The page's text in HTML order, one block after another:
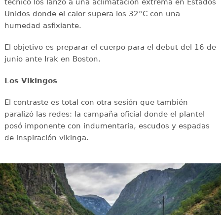
técnico los lanzó a una aclimatación extrema en Estados
Unidos donde el calor supera los 32°C con una
humedad asfixiante.
El objetivo es preparar el cuerpo para el debut del 16 de
junio ante Irak en Boston.
Los Vikingos
El contraste es total con otra sesión que también
paralizó las redes: la campaña oficial donde el plantel
posó imponente con indumentaria, escudos y espadas
de inspiración vikinga.